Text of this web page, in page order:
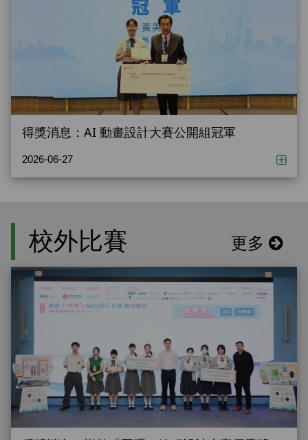
得獎消息：AI 動畫設計大賽公開組冠軍
2026-06-27
校外比賽 更多